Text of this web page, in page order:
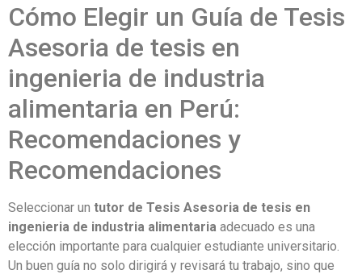
Cómo Elegir un Guía de Tesis
Asesoria de tesis en
ingenieria de industria
alimentaria en Perú:
Recomendaciones y
Recomendaciones
Seleccionar un tutor de Tesis Asesoria de tesis en
ingenieria de industria alimentaria adecuado es una
elección importante para cualquier estudiante universitario.
Un buen guía no solo dirigirá y revisará tu trabajo, sino que